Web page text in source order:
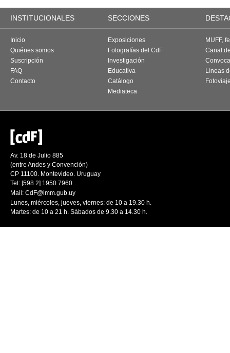
INSTITUCIONALES SECCIONES
Inicio
Quiénes somos
Suscripción
FAQ
Contacto
Exposiciones
Fotografías del CdF
Investigación
Educativa
Catálogo
Mediateca
MUFF,
Canal
Líneas
Av. 18 de Julio 885
(entre Andes y Convención)
CP 11100. Montevideo. Uruguay
Tel: [598 2] 1950 7960
Mail: CdF@imm.gub.uy
Lunes, miércoles, jueves, viernes: de 10 a 19.30 h.
Martes: de 10 a 21 h. Sábados de 9.30 a 14.30 h.